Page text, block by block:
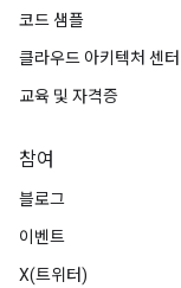
코드 샘플
클라우드 아키텍처 센터
교육 및 자격증
참여
블로그
이벤트
X(트위터)